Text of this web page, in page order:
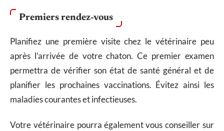
Premiers rendez-vous
Planifiez une première visite chez le vétérinaire peu
après l’arrivée de votre chaton. Ce premier examen
permettra de vérifier son état de santé général et de
planifier les prochaines vaccinations. Évitez ainsi les
maladies courantes et infectieuses.
Votre vétérinaire pourra également vous conseiller sur